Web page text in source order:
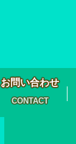
お問い合わせ
CONTACT